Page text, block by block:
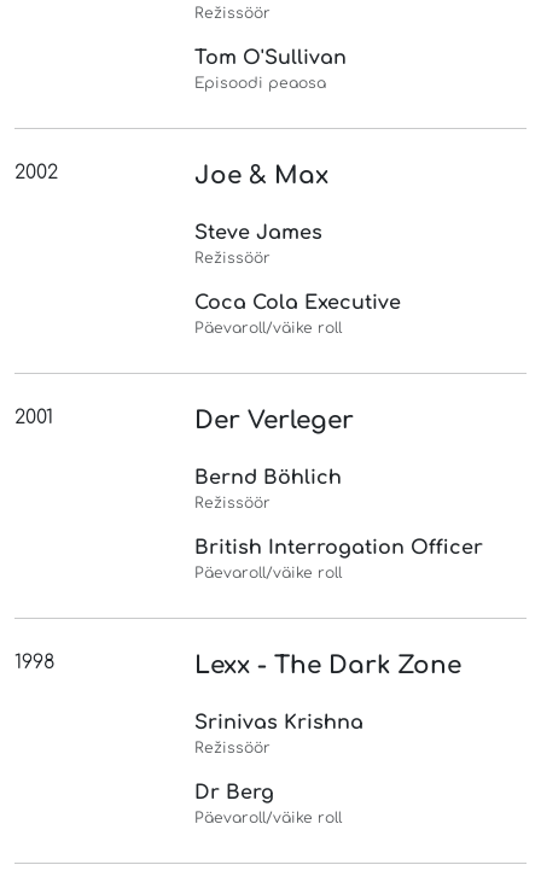
Režissöör
Tom O'Sullivan
Episoodi peaosa
2002 Joe & Max
Steve James
Režissöör
Coca Cola Executive
Päevaroll/väike roll
2001 Der Verleger
Bernd Böhlich
Režissöör
British Interrogation Officer
Päevaroll/väike roll
1998 Lexx - The Dark Zone
Srinivas Krishna
Režissöör
Dr Berg
Päevaroll/väike roll